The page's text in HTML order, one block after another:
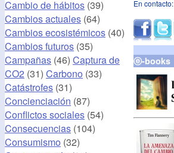
Cambio de hábitos (39)
Cambios actuales (64)
Cambios ecosistémicos (40)
Cambios futuros (35)
Campañas (46) Captura de
CO2 (31) Carbono (33)
Catástrofes (31)
Concienciación (87)
Conflictos sociales (54)
Consecuencias (104)
Consumismo (32)
En contacto:
ⓔ-books